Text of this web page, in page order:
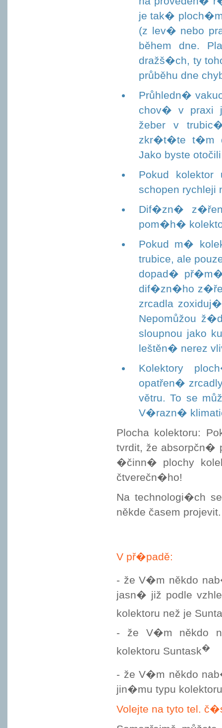
je tak�
(z lev� nebo
během dne.
dražš�ch, ty
průběhu dne
Průhledn�
chov� v praxi
žeber v
zkr�t�te t�m
Jako byste
Pokud
schopen rychleji
Dif�zn�
pom�h�
Pokud m�
trubice, ale
dopad�
dif�zn�ho
zrcadla
Nepomůžou
sloupnou jako
leštěn� nerez
Kolektory
opatřen�
větru. To se
V�razn�
Plocha kolektoru:
tvrdit, že absorpčn�
�činn� plochy
čtverečn�ho!
Na technologi�ch
někde časem projevit.
V př�padě:
- že V�m někdo
jasn� již podle
kolektoru než je
- že V�m někdo
kolektoru Suntask�
- že V�m někdo
jin�mu typu kolektoru
Volejte na tyto tel.